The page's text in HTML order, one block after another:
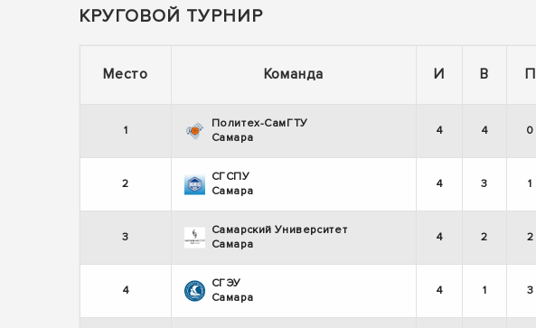
КРУГОВОЙ ТУРНИР
Место Команда И В П
1
Политех-СамГТУ
Самара
4 4 0
2
СГСПУ
Самара
4 3 1
3
Самарский Университет
Самара
4 2 2
4
СГЭУ
Самара
4 1 3